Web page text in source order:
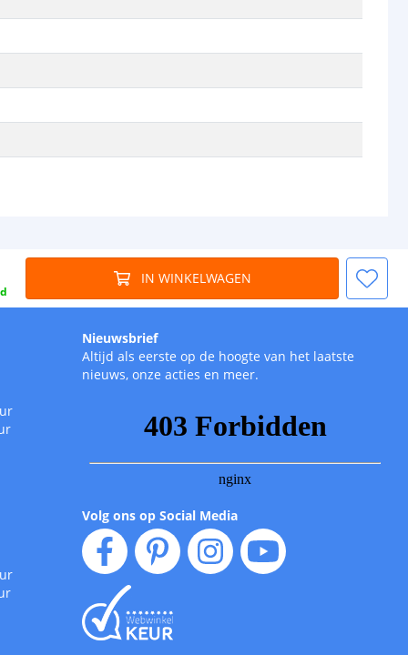
IN WINKELWAGEN
Nieuwsbrief
Altijd als eerste op de hoogte van het laatste
nieuws, onze acties en meer.
Volg ons op Social Media